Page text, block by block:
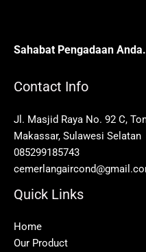
Sahabat Pengadaan Anda.
Contact Info
Jl. Masjid Raya No. 92 C,
Makassar, Sulawesi Selatan
085299185743
Quick Links
Home
Our Product